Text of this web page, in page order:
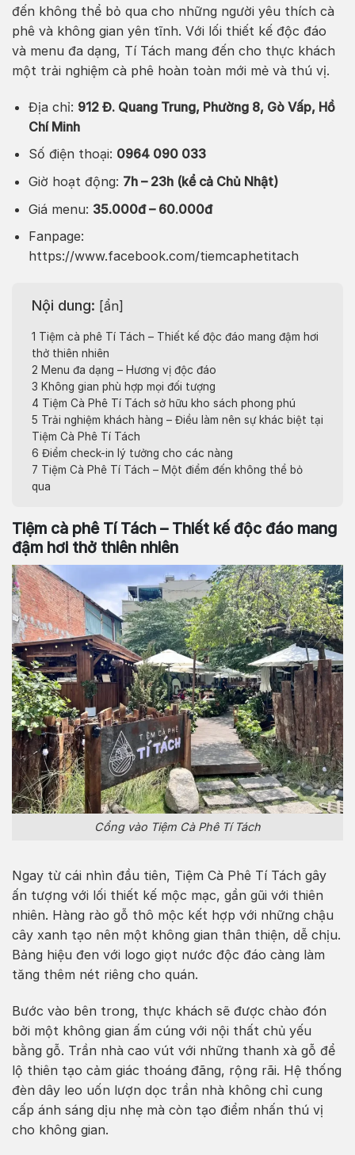
đến không thể bỏ qua cho những người yêu thích cà
phê và không gian yên tĩnh. Với lối thiết kế độc đáo
và menu đa dạng, Tí Tách mang đến cho thực khách
một trải nghiệm cà phê hoàn toàn mới mẻ và thú vị.
Địa chỉ: 912 Đ. Quang Trung, Phường 8, Gò Vấp, Hồ
Chí Minh
Số điện thoại: 0964 090 033
Giờ hoạt động: 7h – 23h (kể cả Chủ Nhật)
Giá menu: 35.000đ – 60.000đ
Fanpage:
https://www.facebook.com/tiemcaphetitach
Nội dung: [ẩn]
1 Tiệm cà phê Tí Tách – Thiết kế độc đáo mang đậm hơi
thở thiên nhiên
2 Menu đa dạng – Hương vị độc đáo
3 Không gian phù hợp mọi đối tượng
4 Tiệm Cà Phê Tí Tách sở hữu kho sách phong phú
5 Trải nghiệm khách hàng – Điều làm nên sự khác biệt tại
Tiệm Cà Phê Tí Tách
6 Điểm check-in lý tưởng cho các nàng
7 Tiệm Cà Phê Tí Tách – Một điểm đến không thể bỏ
qua
Tiệm cà phê Tí Tách – Thiết kế độc đáo mang
đậm hơi thở thiên nhiên
Cổng vào Tiệm Cà Phê Tí Tách
Ngay từ cái nhìn đầu tiên, Tiệm Cà Phê Tí Tách gây
ấn tượng với lối thiết kế mộc mạc, gần gũi với thiên
nhiên. Hàng rào gỗ thô mộc kết hợp với những chậu
cây xanh tạo nên một không gian thân thiện, dễ chịu.
Bảng hiệu đen với logo giọt nước độc đáo càng làm
tăng thêm nét riêng cho quán.
Bước vào bên trong, thực khách sẽ được chào đón
bởi một không gian ấm cúng với nội thất chủ yếu
bằng gỗ. Trần nhà cao vút với những thanh xà gỗ để
lộ thiên tạo cảm giác thoáng đãng, rộng rãi. Hệ thống
đèn dây leo uốn lượn dọc trần nhà không chỉ cung
cấp ánh sáng dịu nhẹ mà còn tạo điểm nhấn thú vị
cho không gian.